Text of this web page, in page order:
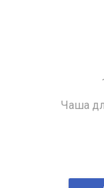
Чаша